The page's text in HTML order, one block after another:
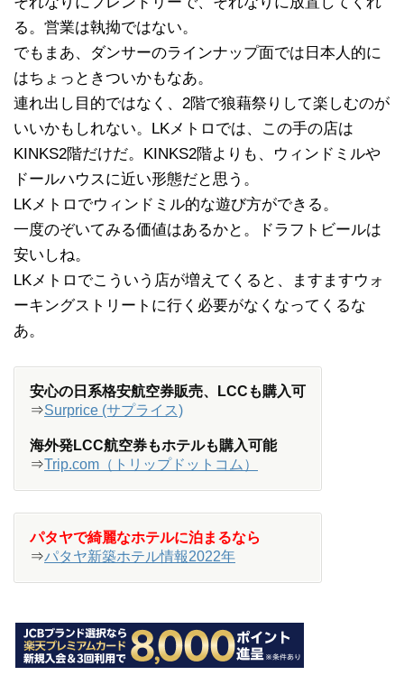
る。営業は執拗ではない。
でもまあ、ダンサーのラインナップ面では日本人的に
はちょっときついかもなあ。
連れ出し目的ではなく、2階で狼藉祭りして楽しむのが
いいかもしれない。LKメトロでは、この手の店は
KINKS2階だけだ。KINKS2階よりも、ウィンドミルや
ドールハウスに近い形態だと思う。
LKメトロでウィンドミル的な遊び方ができる。
一度のぞいてみる価値はあるかと。ドラフトビールは
安いしね。
LKメトロでこういう店が増えてくると、ますますウォ
ーキングストリートに行く必要がなくなってくるな
あ。
安心の日系格安航空券販売、LCCも購入可
⇒Surprice (サプライス)
海外発LCC航空券もホテルも購入可能
⇒Trip.com（トリップドットコム）
パタヤで綺麗なホテルに泊まるなら
⇒パタヤ新築ホテル情報2022年